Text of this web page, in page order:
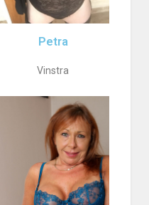
Petra
Vinstra